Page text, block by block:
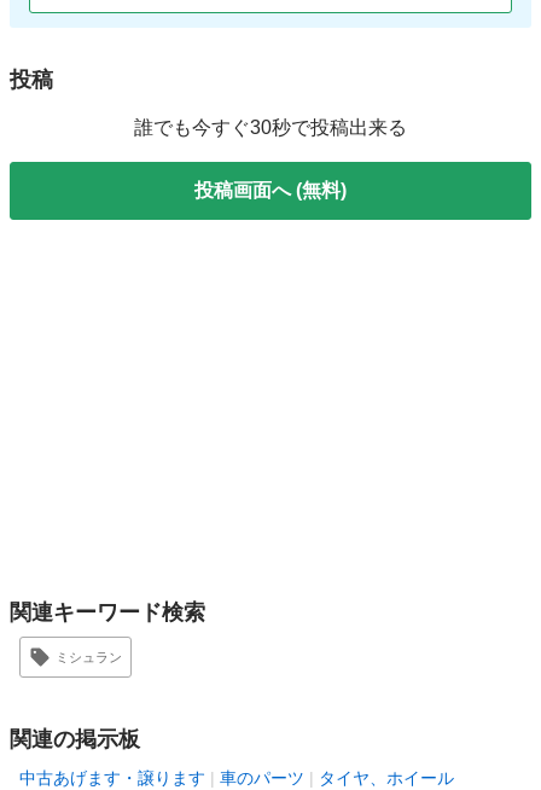
投稿
誰でも今すぐ30秒で投稿出来る
投稿画面へ (無料)
関連キーワード検索
ミシュラン
関連の掲示板
中古あげます・譲ります 車のパーツ タイヤ、ホイール